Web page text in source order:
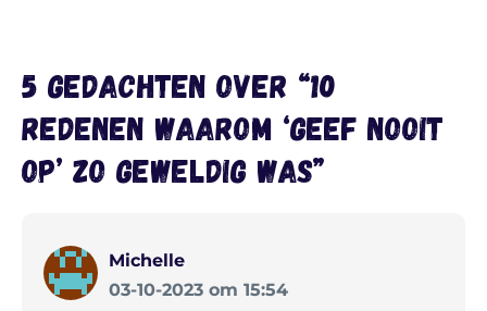
5 gedachten over “10
redenen waarom ‘Geef Nooit
Op’ zo geweldig was”
Michelle
03-10-2023 om 15:54